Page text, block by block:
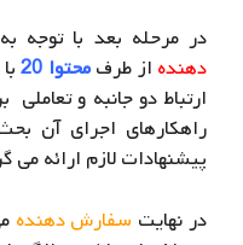
در مرحله بعد با توجه
دهنده از طرفمحتوا 20
ارتباط دو جانبه و تعاملی
راهکارهای اجرای آن
پیشنهادات لازم ارائه می
در نهایت سفارش دهنده